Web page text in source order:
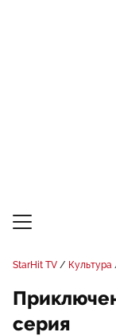
StarHit TV Культура
серия